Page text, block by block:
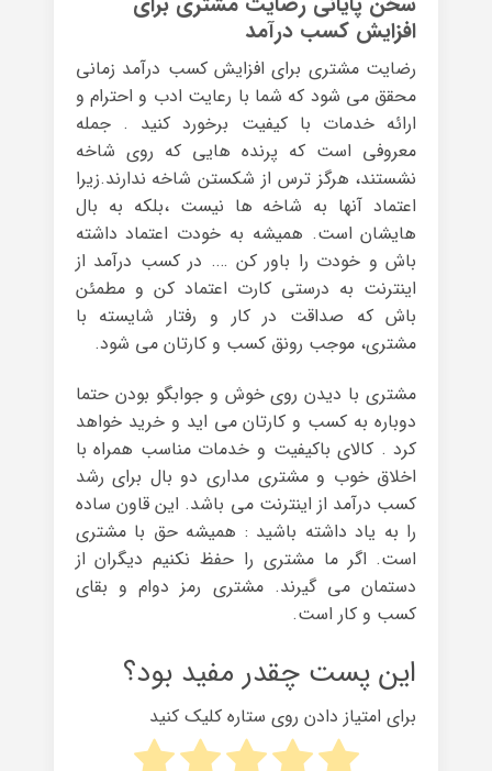
افزایش کسب درآمد
رضایت مشتری برای افزایش کسب درآمد زمانی
محقق می شود که شما با رعایت ادب و احترام و
ارائه خدمات با کیفیت برخورد کنید . جمله
معروفی است که پرنده هایی که روی شاخه
نشستند، هرگز ترس از شکستن شاخه ندارند.زیرا
اعتماد آنها به شاخه ها نیست ،بلکه به بال
هایشان است. همیشه به خودت اعتماد داشته
باش و خودت را باور کن …. در کسب درآمد از
اینترنت به درستی کارت اعتماد کن و مطمئن
باش که صداقت در کار و رفتار شایسته با
مشتری، موجب رونق کسب و کارتان می شود.
مشتری با دیدن روی خوش و جوابگو بودن حتما
دوباره به کسب و کارتان می اید و خرید خواهد
کرد . کالای باکیفیت و خدمات مناسب همراه با
اخلاق خوب و مشتری مداری دو بال برای رشد
کسب درآمد از اینترنت می باشد. این قاون ساده
را به یاد داشته باشید : همیشه حق با مشتری
است. اگر ما مشتری را حفظ نکنیم دیگران از
دستمان می گیرند. مشتری رمز دوام و بقای
کسب و کار است.
این پست چقدر مفید بود؟
برای امتیاز دادن روی ستاره کلیک کنید